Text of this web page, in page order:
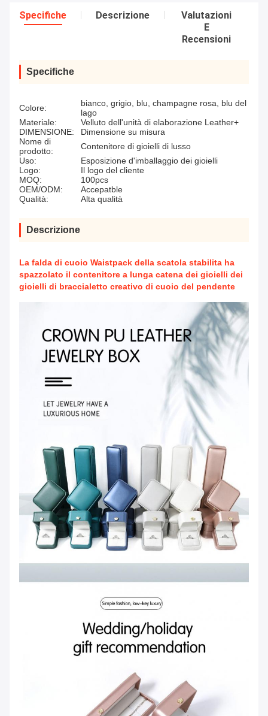
Specifiche Descrizione
Valutazioni
E
Recensioni
Specifiche
Colore:
bianco, grigio, blu, champagne rosa, blu del
lago
Materiale:
Velluto dell'unità di elaborazione Leather+
DIMENSIONE:
Dimensione su misura
Nome di
prodotto:
Contenitore di gioielli di lusso
Uso:
Esposizione d'imballaggio dei gioielli
Logo:
Il logo del cliente
MOQ:
100pcs
OEM/ODM:
Accepatble
Qualità:
Alta qualità
Descrizione
La falda di cuoio Waistpack della scatola stabilita ha
spazzolato il contenitore a lunga catena dei gioielli dei
gioielli di braccialetto creativo di cuoio del pendente